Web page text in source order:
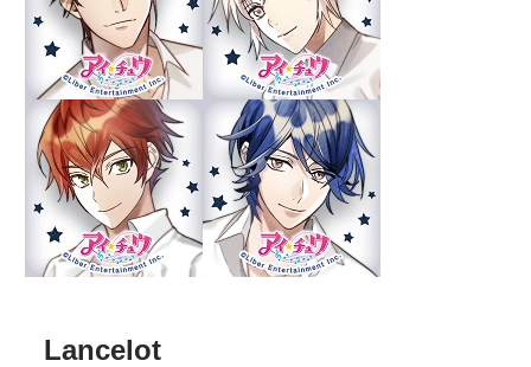
Lancelot